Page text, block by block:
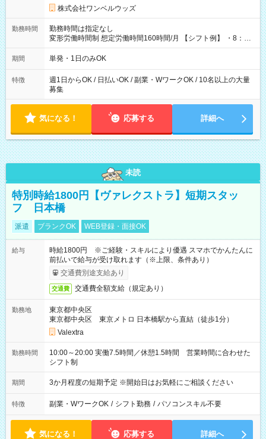
株式会社ワンベルウッズ
勤務時間
勤務時間は指定なし
変形労働時間制 想定労働時間160時間/月 【シフト例】 ・8：00
～21：00
期間 単発・1日のみOK
特徴
週1日からOK / 日払いOK / 副業・WワークOK / 10名以上の大量
募集
気になる！ 応募する 詳細へ
未読
特別時給1800円【ヴァレクストラ】短期スタッ
フ 日本橋
派遣 ブランクOK WEB登録・面接OK
給与
時給1800円 ※ご経験・スキルにより優遇 スマホでかんたんに
前払いで給与が受け取れます（※上限、条件あり）
交通費別途支給あり
交通費 交通費全額支給（規定あり）
勤務地
東京都中央区
東京都中央区 東京メトロ 日本橋駅から直結（徒歩1分）
Valextra
勤務時間
10:00～20:00 実働7.5時間／休憩1.5時間 営業時間に合わせた
シフト制
期間 3か月程度の短期予定 ※開始日はお気軽にご相談ください
特徴 副業・WワークOK / シフト勤務 / パソコンスキル不要
気になる！ 応募する 詳細へ